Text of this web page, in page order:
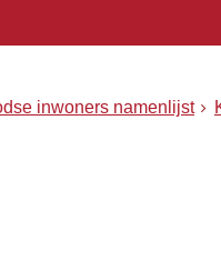
inwoners namenlijst